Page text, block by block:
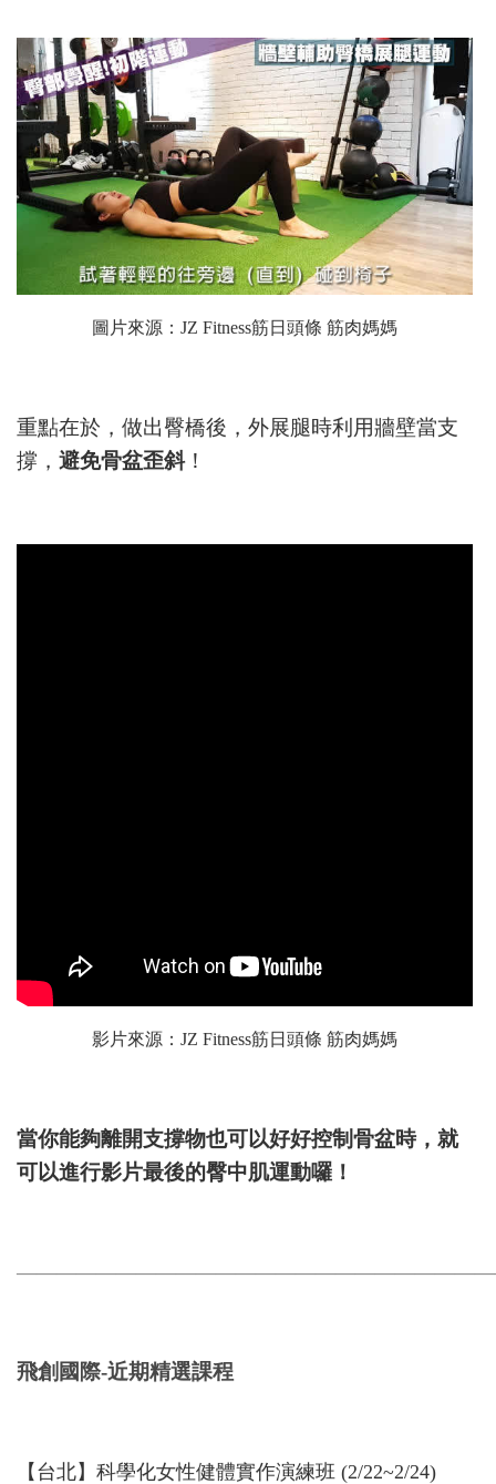
圖片來源：JZ Fitness筋日頭條 筋肉媽媽
重點在於，做出臀橋後，外展腿時利用牆壁當支
撐， 避免骨盆歪斜！
影片來源：JZ Fitness筋日頭條 筋肉媽媽
當你能夠離開支撐物也可以好好控制骨盆時，就
可以進行影片最後的臀中肌運動囉！
飛創國際-近期精選課程
【台北】科學化女性健體實作演練班 (2/22~2/24)